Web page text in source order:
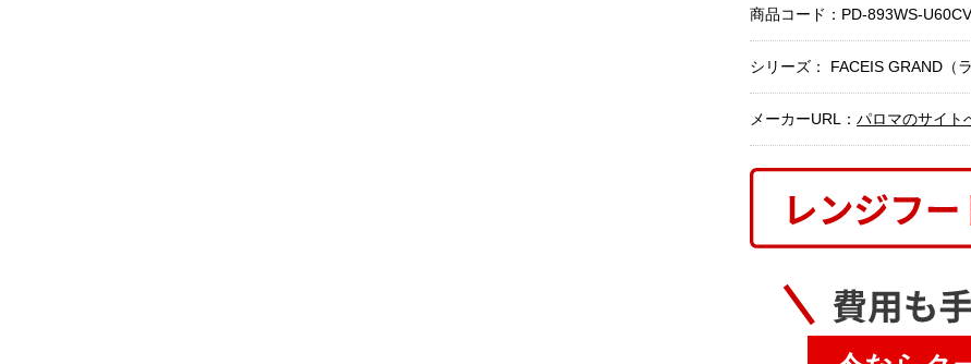
商品コード： PD-893WS-
シリーズ： FACEIS GRAND（
メーカーURL： パロマのサイト